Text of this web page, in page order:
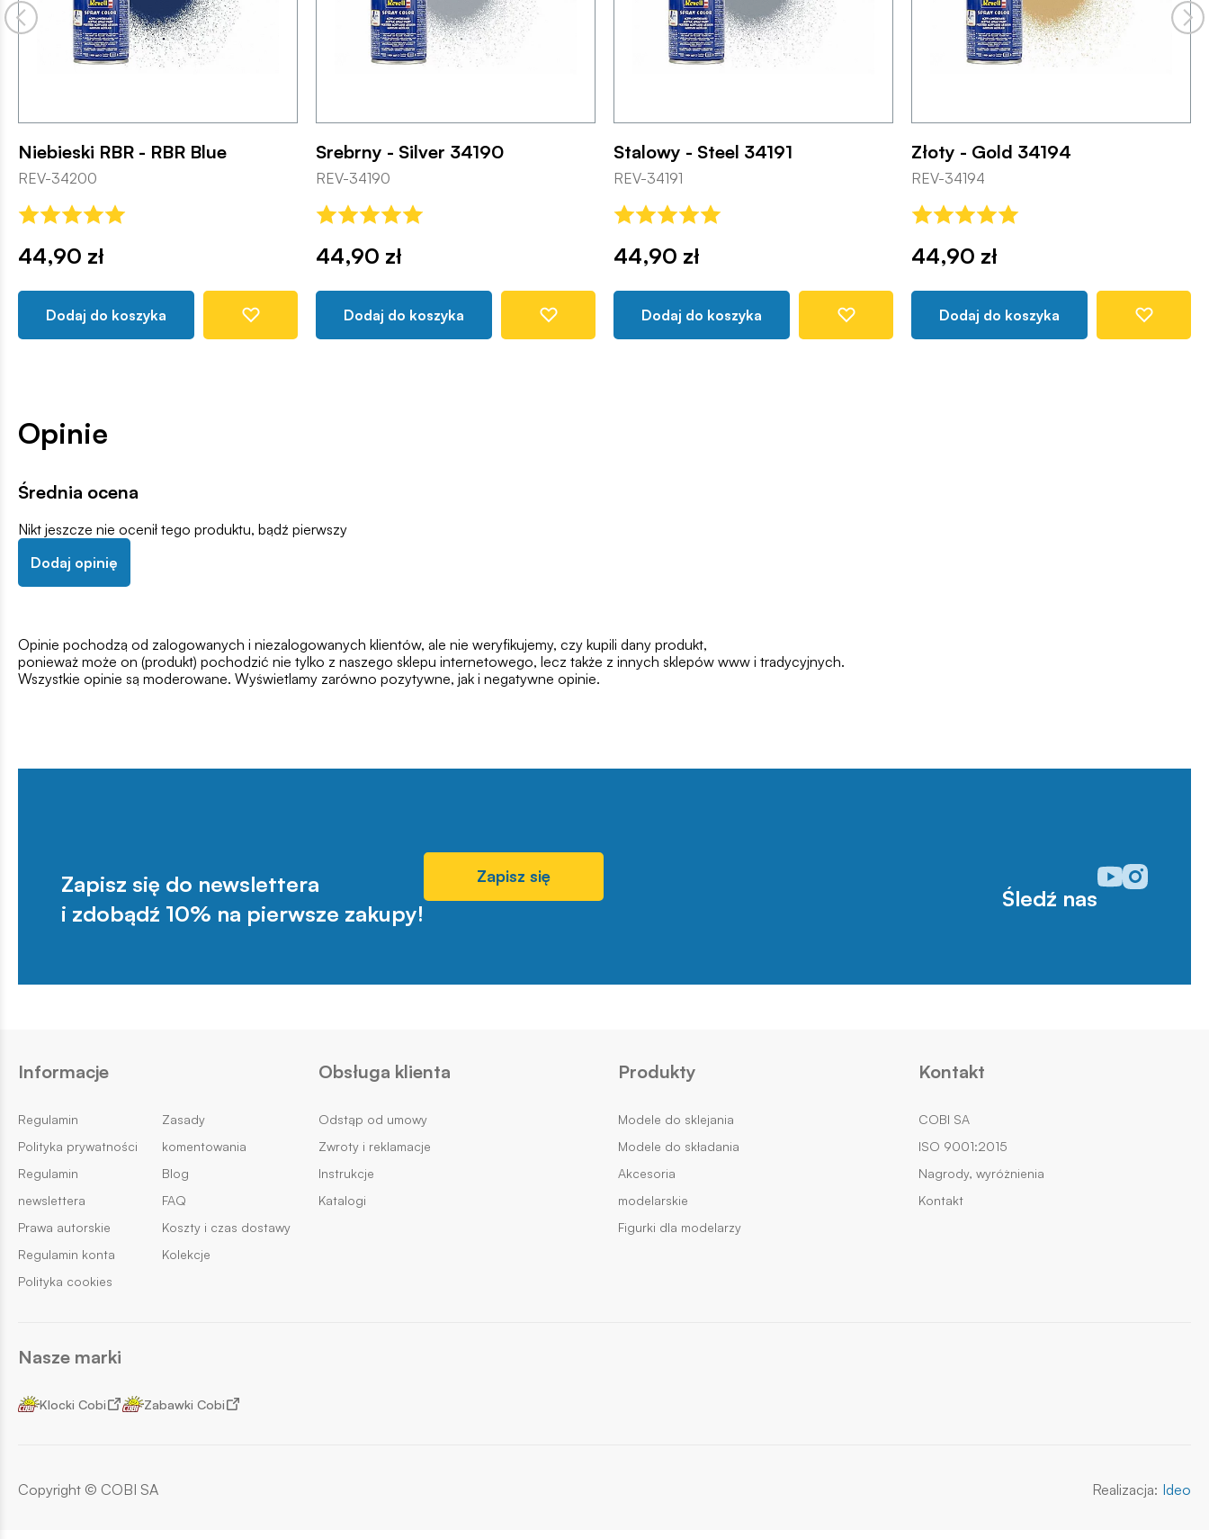
Niebieski RBR - RBR Blue
REV-34200
44,90 zł
Dodaj do koszyka
Srebrny - Silver 34190
REV-34190
44,90 zł
Dodaj do koszyka
Stalowy - Steel 34191
REV-34191
44,90 zł
Dodaj do koszyka
Złoty - Gold 34194
REV-34194
44,90 zł
Dodaj do koszyka
Opinie
Średnia ocena
Nikt jeszcze nie ocenił tego produktu, bądź pierwszy
Dodaj opinię
Opinie pochodzą od zalogowanych i niezalogowanych klientów, ale nie weryfikujemy, czy kupili dany produkt,
ponieważ może on (produkt) pochodzić nie tylko z naszego sklepu internetowego, lecz także z innych sklepów www i tradycyjnych.
Wszystkie opinie są moderowane. Wyświetlamy zarówno pozytywne, jak i negatywne opinie.
Zapisz się do newslettera
i zdobądź 10% na pierwsze zakupy!
Zapisz się
Śledź nas
Odwiedź nasz
Odwiedź
Informacje
Regulamin
Polityka prywatności
Regulamin
newslettera
Prawa autorskie
Regulamin konta
Polityka cookies
Zasady
komentowania
Blog
FAQ
Koszty i czas dostawy
Kolekcje
Obsługa klienta
Odstąp od umowy
Zwroty i reklamacje
Instrukcje
Katalogi
Produkty
Modele do sklejania
Modele do składania
Akcesoria
modelarskie
Figurki dla modelarzy
Kontakt
COBI SA
ISO 9001:2015
Nagrody, wyróżnienia
Kontakt
Nasze marki
Klocki Cobi Zabawki Cobi
Copyright © COBI SA Realizacja: Ideo